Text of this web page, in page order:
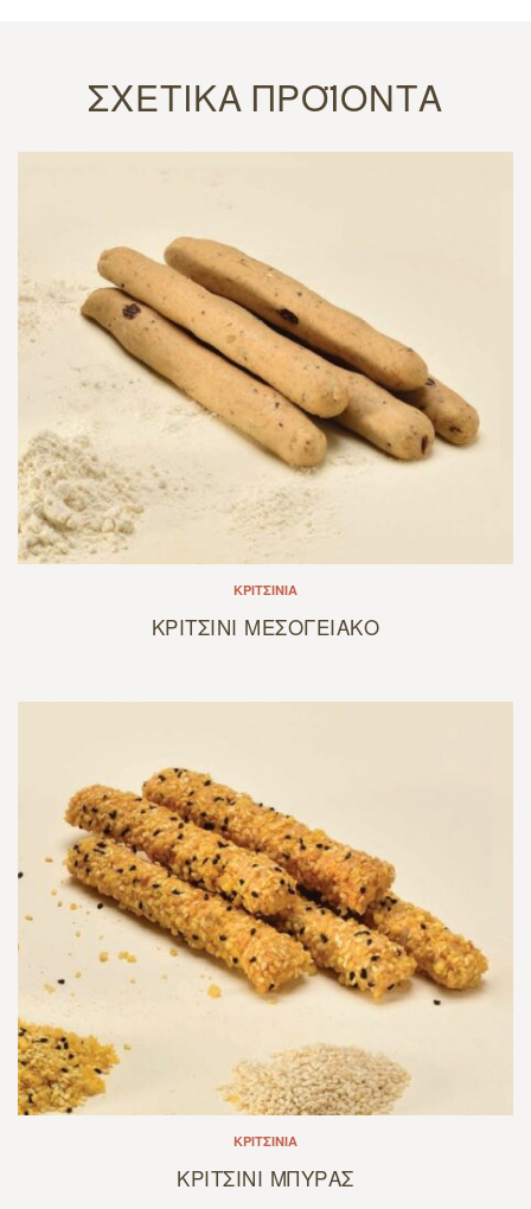
ΣΧΕΤΙΚΆ ΠΡΟΪΌΝΤΑ
ΚΡΙΤΣΊΝΙΑ
ΚΡΙΤΣΙΝΙ ΜΕΣΟΓΕΙΑΚΟ
ΚΡΙΤΣΊΝΙΑ
ΚΡΙΤΣΙΝΙ ΜΠΥΡΑΣ